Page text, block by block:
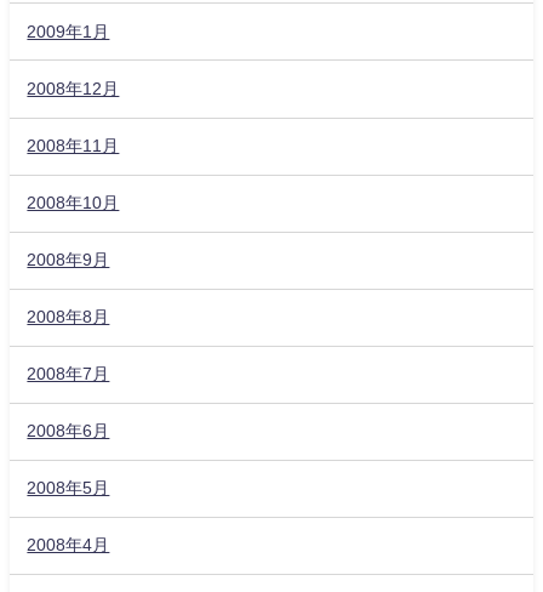
2009年1月
2008年12月
2008年11月
2008年10月
2008年9月
2008年8月
2008年7月
2008年6月
2008年5月
2008年4月